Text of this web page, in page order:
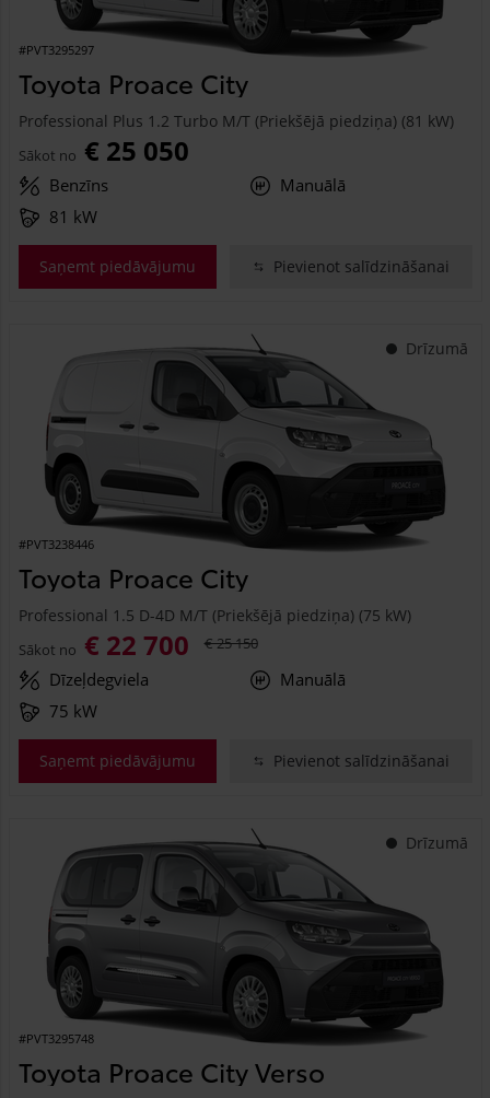
#PVT3295297
Toyota Proace City
Professional Plus 1.2 Turbo M/T (Priekšējā piedziņa) (81 kW)
Sākot no € 25 050
Benzīns
Manuālā
81 kW
Saņemt piedāvājumu Pievienot salīdzināšanai
Drīzumā
#PVT3238446
Toyota Proace City
Professional 1.5 D-4D M/T (Priekšējā piedziņa) (75 kW)
Sākot no € 22 700 € 25 150
Dīzeļdegviela
Manuālā
75 kW
Saņemt piedāvājumu Pievienot salīdzināšanai
Drīzumā
#PVT3295748
Toyota Proace City Verso